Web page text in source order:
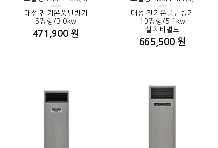
대성 전기온풍난방기
6평형/3.0kw
471,900 원
대성 전기온풍난방기
10평형/5.1kw
설치비별도
665,500 원